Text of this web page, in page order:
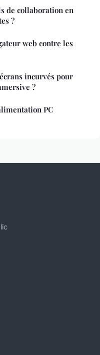
de collaboration en
?
web contre les
incurvés pour
?
PC